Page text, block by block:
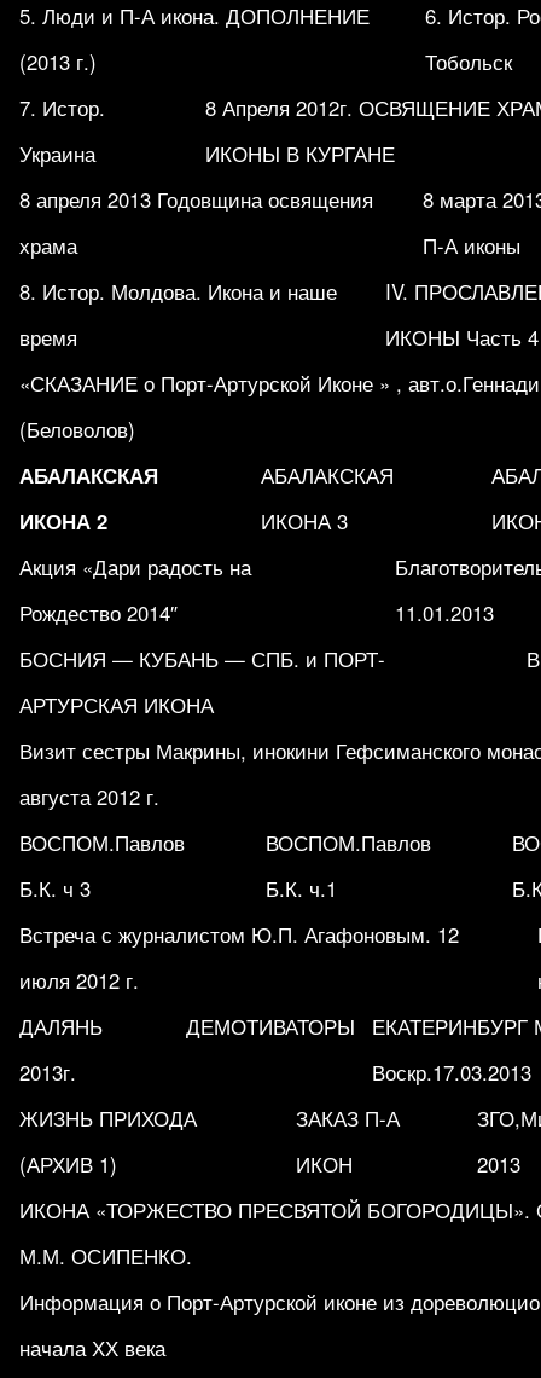
5. Люди и П-А икона. ДОПОЛНЕНИЕ
(2013 г.)
6. Истор.
Тобольск
7. Истор.
Украина
8 Апреля 2012г. ОСВЯЩЕНИЕ
ИКОНЫ В КУРГАНЕ
8 апреля 2013 Годовщина освящения
храма
8 марта
П-А иконы
8. Истор. Молдова. Икона и наше
время
IV.
ИКОНЫ Часть 4
«СКАЗАНИЕ о Порт-Артурской Иконе » ,
(Беловолов)
АБАЛАКСКАЯ
ИКОНА 2
АБАЛАКСКАЯ
ИКОНА 3
Акция «Дари радость на
Рождество 2014″
11.01.2013
БОСНИЯ — КУБАНЬ — СПБ. и ПОРТ-
АРТУРСКАЯ ИКОНА
Визит сестры Макрины, инокини Гефсиманского
августа 2012 г.
ВОСПОМ.Павлов
Б.К. ч 3
ВОСПОМ.Павлов
Б.К. ч.1
Встреча с журналистом Ю.П. Агафоновым. 12
июля 2012 г.
ДАЛЯНЬ
2013г.
ДЕМОТИВАТОРЫ
ЕКАТЕРИНБУРГ
Воскр.17.03.2013
ЖИЗНЬ ПРИХОДА
(АРХИВ 1)
ЗАКАЗ П-А
ИКОН
2013
ИКОНА «ТОРЖЕСТВО ПРЕСВЯТОЙ БОГОРОДИЦЫ».
М.М. ОСИПЕНКО.
Информация о Порт-Артурской иконе из
начала ХХ века